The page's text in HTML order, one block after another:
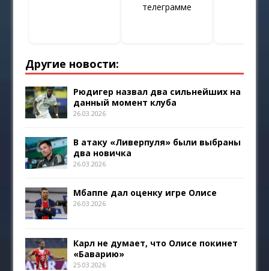
телеграмме
Другие новости:
Рюдигер назвал два сильнейших на
данный момент клуба
26.03.2026
В атаку «Ливерпуля» были выбраны
два новичка
26.03.2026
Мбаппе дал оценку игре Олисе
26.03.2026
Карл не думает, что Олисе покинет
«Баварию»
25.03.2026